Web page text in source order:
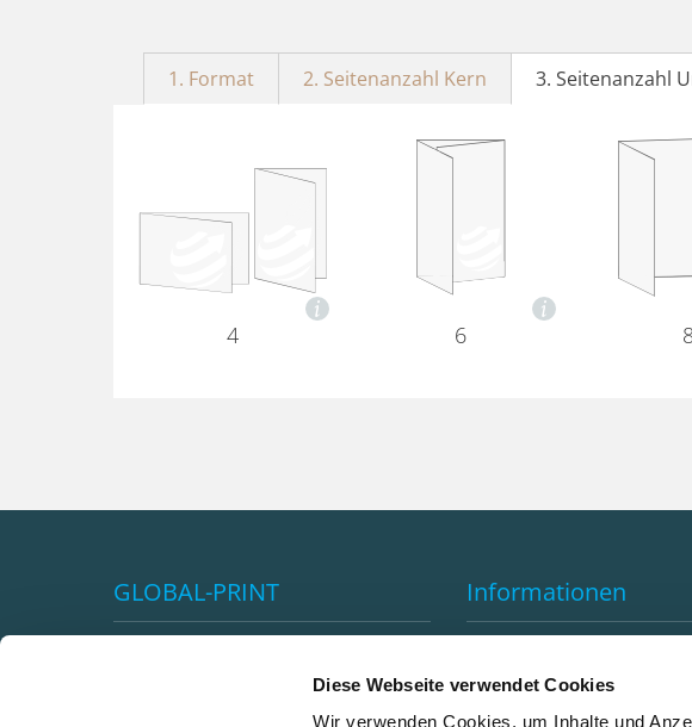
Diese Webseite verwendet Cookies
Wir verwenden Cookies, um Inhalte und
1. Format 2. Seitenanzahl Kern 3. Seitenanzahl
4 6
GLOBAL-PRINT Informationen
Versand
Klimaneutral drucken